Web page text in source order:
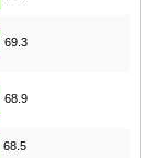
69.3
68.9
68.5